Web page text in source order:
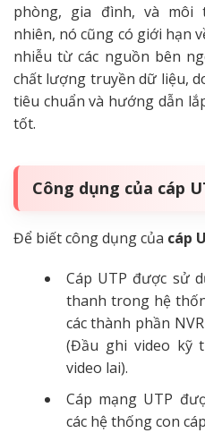
phòng, gia đình, và môi
nhiên, nó cũng có giới hạn
nhiễu từ các nguồn bên
chất lượng truyền dữ liệu,
tiêu chuẩn và hướng dẫn
tốt.
Công dụng của cáp
Để biết công dụng của cáp
Cáp UTP được sử
thanh trong hệ
các thành phần
(Đầu ghi video kỹ
video lai).
Cáp mạng UTP
các hệ thống con